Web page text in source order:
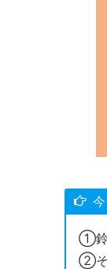
①鈴
②そ